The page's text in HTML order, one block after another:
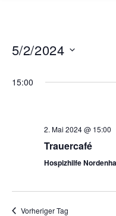
5/2/2024
wählen.
15:00
2. Mai 2024 @ 15:00
Trauercafé
Hospizhilfe
Vorheriger Tag